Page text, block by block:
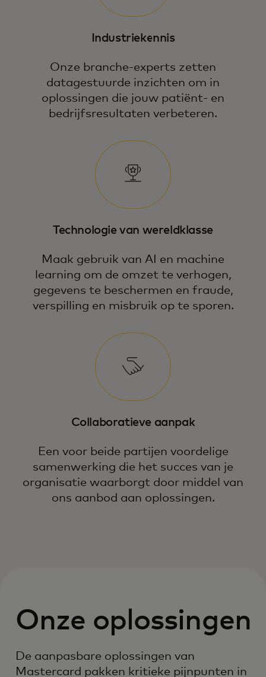
Industriekennis
Onze branche-experts zetten
datagestuurde inzichten om in
oplossingen die jouw patiënt- en
bedrijfsresultaten verbeteren.
Technologie van wereldklasse
Maak gebruik van AI en machine
learning om de omzet te verhogen,
gegevens te beschermen en fraude,
verspilling en misbruik op te sporen.
Collaboratieve aanpak
Een voor beide partijen voordelige
samenwerking die het succes van je
organisatie waarborgt door middel van
ons aanbod aan oplossingen.
Onze oplossingen
De aanpasbare oplossingen van
Mastercard pakken kritieke pijnpunten in